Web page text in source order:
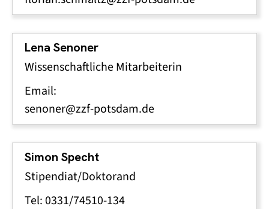
Lena Senoner
Wissenschaftliche Mitarbeiterin
Email:
senoner@zzf-potsdam.de
Simon Specht
Stipendiat/Doktorand
Tel: 0331/74510-134